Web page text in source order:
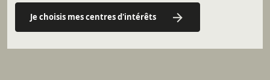
Je choisis mes centres d'intérêts